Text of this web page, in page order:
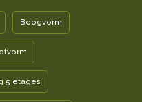
Boogvorm
5 etages